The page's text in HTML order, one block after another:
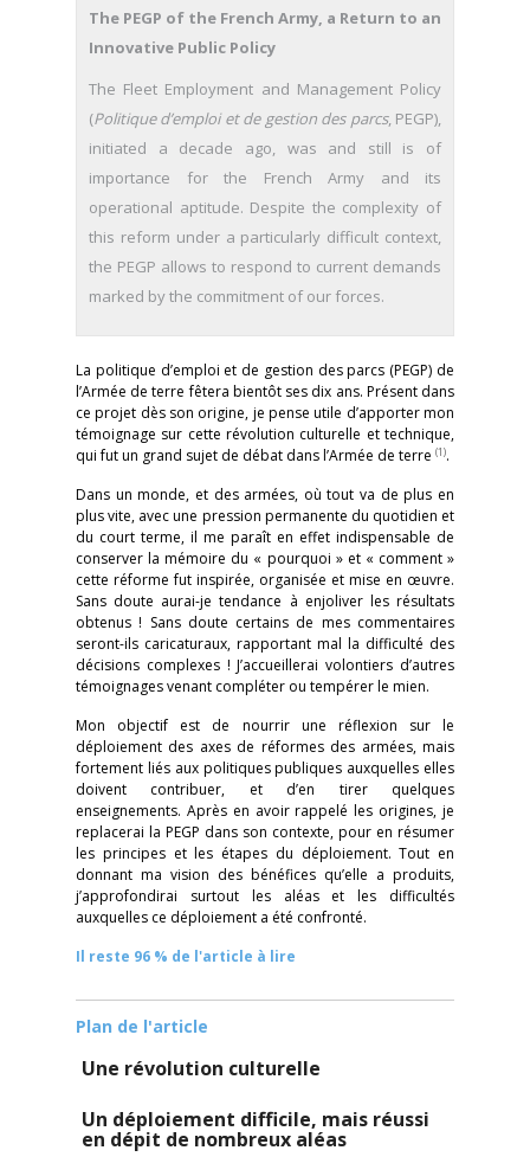
The PEGP of the French Army, a Return to an
Innovative Public Policy
The Fleet Employment and Management Policy
(Politique d’emploi et de gestion des parcs, PEGP),
initiated a decade ago, was and still is of
importance for the French Army and its
operational aptitude. Despite the complexity of
this reform under a particularly difficult context,
the PEGP allows to respond to current demands
marked by the commitment of our forces.
La politique d’emploi et de gestion des parcs (PEGP) de
l’Armée de terre fêtera bientôt ses dix ans. Présent dans
ce projet dès son origine, je pense utile d’apporter mon
témoignage sur cette révolution culturelle et technique,
qui fut un grand sujet de débat dans l’Armée de terre (1).
Dans un monde, et des armées, où tout va de plus en
plus vite, avec une pression permanente du quotidien et
du court terme, il me paraît en effet indispensable de
conserver la mémoire du « pourquoi » et « comment »
cette réforme fut inspirée, organisée et mise en œuvre.
Sans doute aurai-je tendance à enjoliver les résultats
obtenus ! Sans doute certains de mes commentaires
seront-ils caricaturaux, rapportant mal la difficulté des
décisions complexes ! J’accueillerai volontiers d’autres
témoignages venant compléter ou tempérer le mien.
Mon objectif est de nourrir une réflexion sur le
déploiement des axes de réformes des armées, mais
fortement liés aux politiques publiques auxquelles elles
doivent contribuer, et d’en tirer quelques
enseignements. Après en avoir rappelé les origines, je
replacerai la PEGP dans son contexte, pour en résumer
les principes et les étapes du déploiement. Tout en
donnant ma vision des bénéfices qu’elle a produits,
j’approfondirai surtout les aléas et les difficultés
auxquelles ce déploiement a été confronté.
Il reste 96 % de l'article à lire
Plan de l'article
Une révolution culturelle
Un déploiement difficile, mais réussi
en dépit de nombreux aléas